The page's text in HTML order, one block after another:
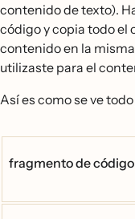
contenido de texto).
código y copia todo el
contenido en la
utilizaste para el
Así es como se ve
fragmento de